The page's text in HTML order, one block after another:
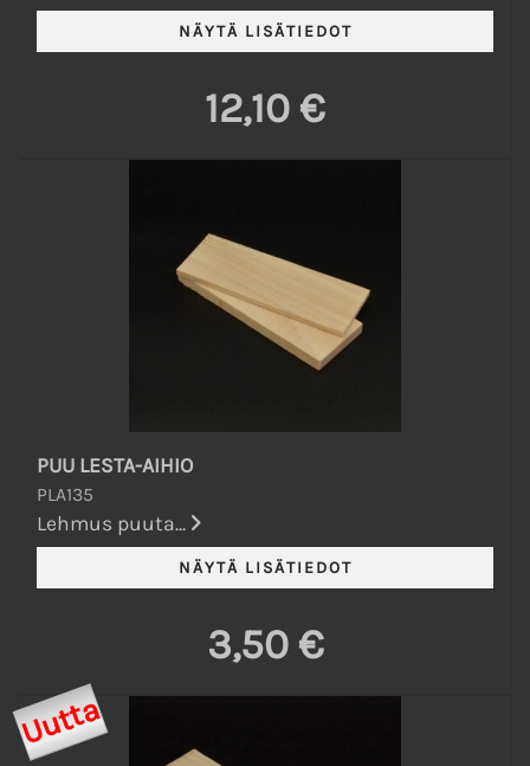
12,10 €
PUU LESTA-AIHIO
PLA135
Lehmus puuta...
3,50 €
Uutta